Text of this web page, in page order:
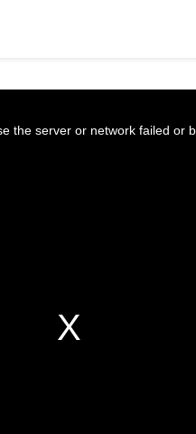
the server or network failed or